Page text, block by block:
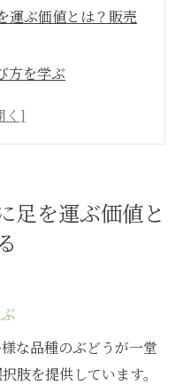
運ぶ価値とは？販売
方を学ぶ
どう収穫体験
売ストーリー大分県
産の歴史
の関係
むぶどう収穫祭
足を運ぶ価値と
な品種のぶどうが一堂
肢を提供しています。